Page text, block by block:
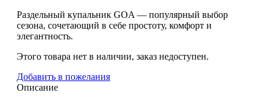
Раздельный купальник GOA — популярный выбор
сезона, сочетающий в себе простоту, комфорт и
элегантность.
Этого товара нет в наличии, заказ недоступен.
Добавить в пожелания
Описание